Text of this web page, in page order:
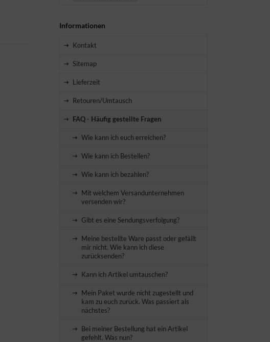
Informationen
Kontakt
Sitemap
Lieferzeit
Retouren/Umtausch
FAQ - Häufig gestellte Fragen
Wie kann ich euch erreichen?
Wie kann ich Bestellen?
Wie kann ich bezahlen?
Mit welchem Versandunternehmen
versenden wir?
Gibt es eine Sendungsverfolgung?
Meine bestellte Ware passt oder gefällt
mir nicht. Wie kann ich diese
zurücksenden?
Kann ich Artikel umtauschen?
Mein Paket wurde nicht zugestellt und
kam zu euch zurück. Was passiert als
nächstes?
Bei meiner Bestellung hat ein Artikel
gefehlt. Was nun?